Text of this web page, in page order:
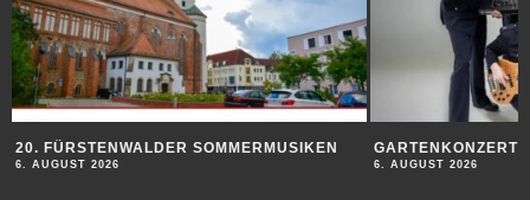
20. FÜRSTENWALDER SOMMERMUSIKEN
6. AUGUST 2026
GARTENKONZERT
6. AUGUST 2026